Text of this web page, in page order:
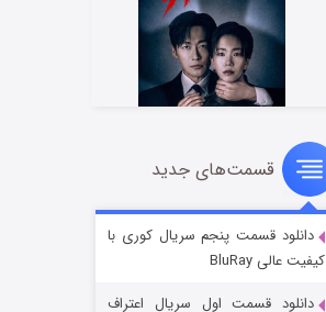
شوهر
قسمت۸ (زیرنویس) منتشر شد
قسمت‌های جدید
دانلود قسمت پنجم سریال کوری با
کیفیت عالی BluRay
دانلود قسمت اول سریال اعتراف